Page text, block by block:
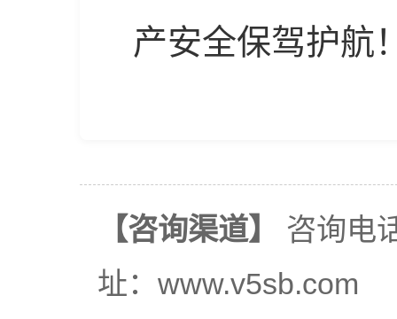
产安全保驾护航
【咨询渠道】
咨询电
址：www.v5sb.com